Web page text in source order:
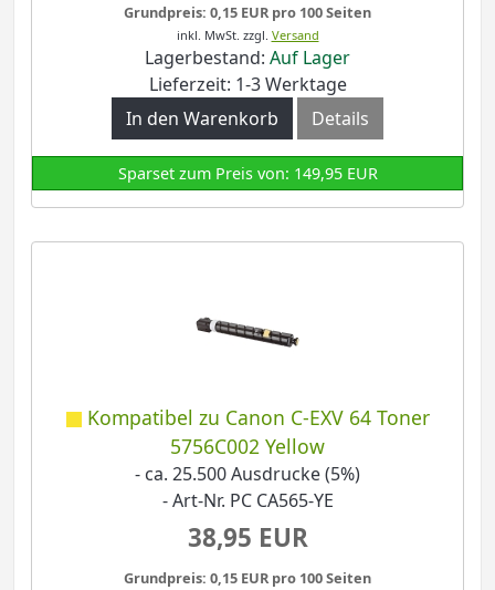
Grundpreis: 0,15 EUR pro 100 Seiten
inkl. MwSt. zzgl. Versand
Lagerbestand: Auf Lager
Lieferzeit: 1-3 Werktage
In den Warenkorb
Details
Sparset zum Preis von: 149,95 EUR
Kompatibel zu Canon C-EXV 64 Toner
5756C002 Yellow
- ca. 25.500 Ausdrucke (5%)
- Art-Nr. PC CA565-YE
38,95 EUR
Grundpreis: 0,15 EUR pro 100 Seiten